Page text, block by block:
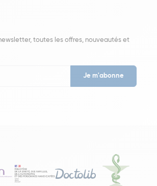
toutes les offres, nouveautés et